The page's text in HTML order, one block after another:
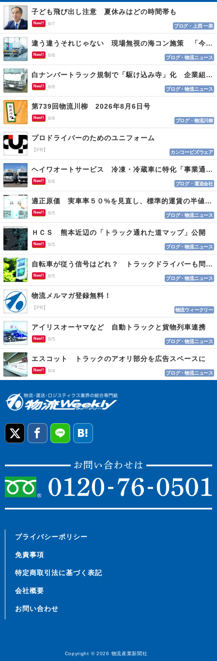
子ども飛び出し注意 夏休みはどの時間帯も
New!! 8/7 ブログ・上西 一美
違う違うそれじゃない 現場無視の海コン施策 「今でも平均２～３時間は待つ」
New!! 8/6 ブログ・物流ニュース
白ナンバートラック規制で「駆け込み寺」化 企業組合が入会基準を見直しへ
New!! 8/6 ブログ・物流ニュース
第739回物流川柳 2026年8月6日号
New!! 8/6 ブログ・物流川柳
プロドライバーのためのユニフォーム
【PR】 カンコービズウェア
ヘイワオートサービス 冷凍・冷蔵車に特化「事業通じ貢献目指す」
New!! 8/6 ブログ・運送会社
適正原価 実車率５０%を見直し、標準的運賃の半値の恐れも
New!! 8/5 ブログ・物流ニュース
ＨＣＳ 熊本近辺の「トラック通れた道マップ」公開
New!! 8/5 ブログ・物流ニュース
自転車が従う信号はどれ？ トラックドライバーも問われる認識
New!! 8/5 ブログ・物流ニュース
物流メルマガ登録無料！
【PR】 物流ウィークリー
アイリスオーヤマなど 自動トラックと貨物列車連携
New!! 8/5 ブログ・物流ニュース
エスコット トラックのアオリ部分を広告スペースに
New!! 8/4 ブログ・物流ニュース
プライバシーポリシー
免責事項
特定商取引法に基づく表記
会社概要
お問い合わせ
Copyright © 2026 物流産業新聞社